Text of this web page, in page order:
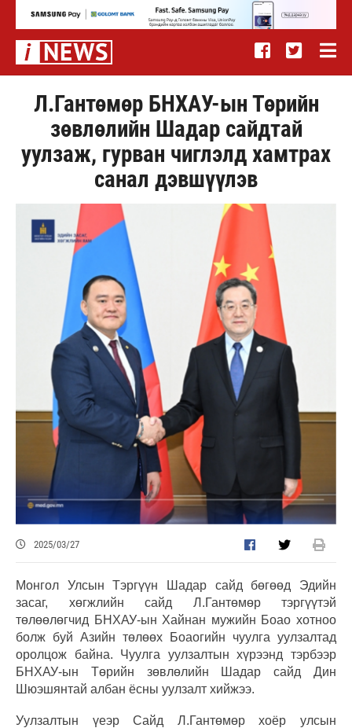
Л.Гантөмөр БНХАУ-ын Төрийн
зөвлөлийн Шадар сайдтай
уулзаж, гурван чиглэлд хамтрах
санал дэвшүүлэв
2025/03/27
Монгол Улсын Тэргүүн Шадар сайд бөгөөд Эдийн
засаг, хөгжлийн сайд Л.Гантөмөр тэргүүтэй
төлөөлөгчид БНХАУ-ын Хайнан мужийн Боао хотноо
болж буй Азийн төлөөх Боаогийн чуулга уулзалтад
оролцож байна. Чуулга уулзалтын хүрээнд тэрбээр
БНХАУ-ын Төрийн зөвлөлийн Шадар сайд Дин
Шюэшянтай албан ёсны уулзалт хийжээ.
Уулзалтын үеэр Сайд Л.Гантөмөр хоёр улсын